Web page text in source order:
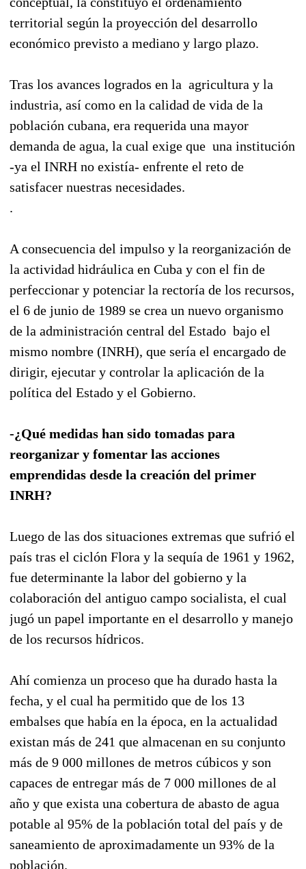
territorial según la proyección del desarrollo
económico previsto a mediano y largo plazo.
Tras los avances logrados en la agricultura y la
industria, así como en la calidad de vida de la
población cubana, era requerida una mayor
demanda de agua, la cual exige que una institución
-ya el INRH no existía- enfrente el reto de
satisfacer nuestras necesidades.
.
A consecuencia del impulso y la reorganización de
la actividad hidráulica en Cuba y con el fin de
perfeccionar y potenciar la rectoría de los recursos,
el 6 de junio de 1989 se crea un nuevo organismo
de la administración central del Estado bajo el
mismo nombre (INRH), que sería el encargado de
dirigir, ejecutar y controlar la aplicación de la
política del Estado y el Gobierno.
-¿Qué medidas han sido tomadas para
reorganizar y fomentar las acciones
emprendidas desde la creación del primer
INRH?
Luego de las dos situaciones extremas que sufrió el
país tras el ciclón Flora y la sequía de 1961 y 1962,
fue determinante la labor del gobierno y la
colaboración del antiguo campo socialista, el cual
jugó un papel importante en el desarrollo y manejo
de los recursos hídricos.
Ahí comienza un proceso que ha durado hasta la
fecha, y el cual ha permitido que de los 13
embalses que había en la época, en la actualidad
existan más de 241 que almacenan en su conjunto
más de 9 000 millones de metros cúbicos y son
capaces de entregar más de 7 000 millones de al
año y que exista una cobertura de abasto de agua
potable al 95% de la población total del país y de
saneamiento de aproximadamente un 93% de la
población.